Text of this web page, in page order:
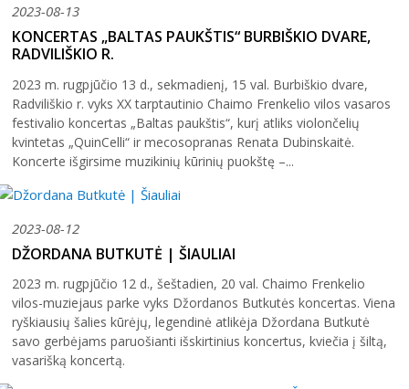
Radijo ir televizijos muziejus
Poeto Jovaro namas-muziejus
Žaliūkių malūnininko sodybos-muziejaus
Dviračių muziejaus ekspozicija
Radijo ir televizijos muziejaus ekspozicija
Virtualiosios parodos
Virtualios galerijos
Padalinių darbo laikas
Kainoraštis
Mano ir mūsų istorija
Vaikams
Suaugusiesiems
Šiaulių m. sav. kultūros krepšelis
Kultūros pasas
Integruotos muziejinės pamokos
Rugpjūtis 2026
PR AN TR KE PE ŠE
10
11 12
17
18 19 20 21 22
24
25 26 27 28 29
31
2023-08-13
KONCERTAS „BALTAS PAUKŠTIS“ BURBIŠKIO DVARE,
RADVILIŠKIO R.
2023 m. rugpjūčio 13 d., sekmadienį, 15 val. Burbiškio dvare,
Radviliškio r. vyks XX tarptautinio Chaimo Frenkelio vilos vasaros
festivalio koncertas „Baltas paukštis“, kurį atliks violončelių
kvintetas „QuinCelli“ ir mecosopranas Renata Dubinskaitė.
Koncerte išgirsime muzikinių kūrinių puokštę –...
2023-08-12
DŽORDANA BUTKUTĖ | ŠIAULIAI
2023 m. rugpjūčio 12 d., šeštadien, 20 val. Chaimo Frenkelio
vilos-muziejaus parke vyks Džordanos Butkutės koncertas. Viena
ryškiausių šalies kūrėjų, legendinė atlikėja Džordana Butkutė
savo gerbėjams paruošianti išskirtinius koncertus, kviečia į šiltą,
vasarišką koncertą.